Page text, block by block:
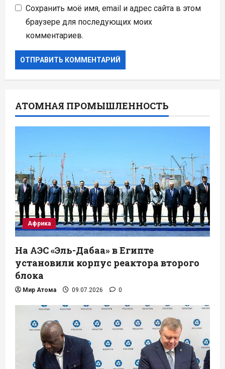
Сохранить моё имя, email и адрес сайта в этом
браузере для последующих моих
комментариев.
АТОМНАЯ ПРОМЫШЛЕННОСТЬ
Африка
На АЭС «Эль-Дабаа» в Египте
установили корпус реактора второго
блока
Мир Атома 09.07.2026 0